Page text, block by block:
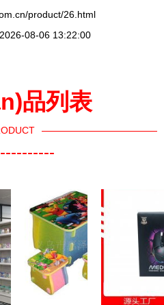
product/26.html
08-06 13:22:00
品列表